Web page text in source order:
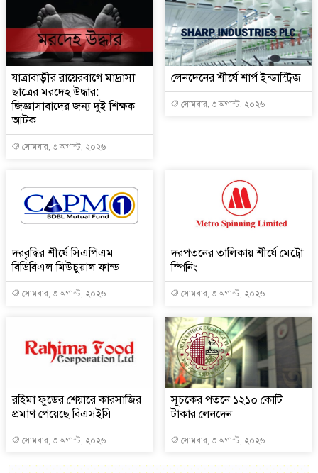
যাত্রাবাড়ীর রায়েরবাগে মাদ্রাসা
ছাত্রের মরদেহ উদ্ধার:
জিজ্ঞাসাবাদের জন্য দুই শিক্ষক
আটক
সোমবার, ৩ অগাস্ট, ২০২৬
লেনদেনের শীর্ষে শার্প ইন্ডাস্ট্রিজ
সোমবার, ৩ অগাস্ট, ২০২৬
দরবৃদ্ধির শীর্ষে সিএপিএম
বিডিবিএল মিউচুয়াল ফান্ড
সোমবার, ৩ অগাস্ট, ২০২৬
দরপতনের তালিকায় শীর্ষে মেট্রো
স্পিনিং
সোমবার, ৩ অগাস্ট, ২০২৬
রহিমা ফুডের শেয়ারে কারসাজির
প্রমাণ পেয়েছে বিএসইসি
সোমবার, ৩ অগাস্ট, ২০২৬
সূচকের পতনে ১২১০ কোটি
টাকার লেনদেন
সোমবার, ৩ অগাস্ট, ২০২৬